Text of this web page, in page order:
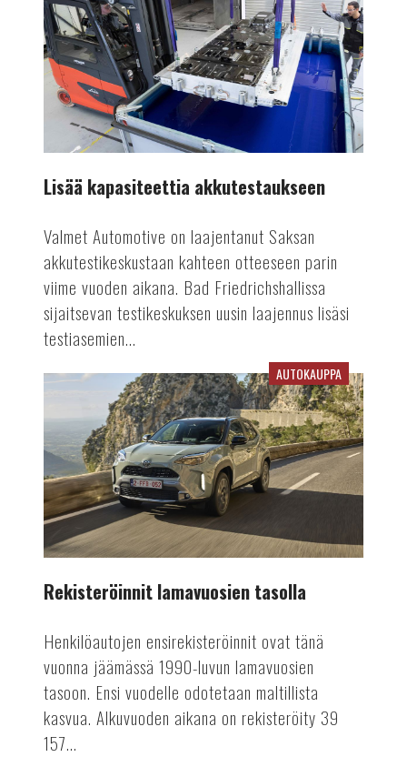
Lisää kapasiteettia akkutestaukseen
Valmet Automotive on laajentanut Saksan
akkutestikeskustaan kahteen otteeseen parin
viime vuoden aikana. Bad Friedrichshallissa
sijaitsevan testikeskuksen uusin laajennus lisäsi
testiasemien...
Rekisteröinnit
lamavuosien
tasolla
AUTOKAUPPA
Rekisteröinnit lamavuosien tasolla
Henkilöautojen ensirekisteröinnit ovat tänä
vuonna jäämässä 1990-luvun lamavuosien
tasoon. Ensi vuodelle odotetaan maltillista
kasvua. Alkuvuoden aikana on rekisteröity 39
157...